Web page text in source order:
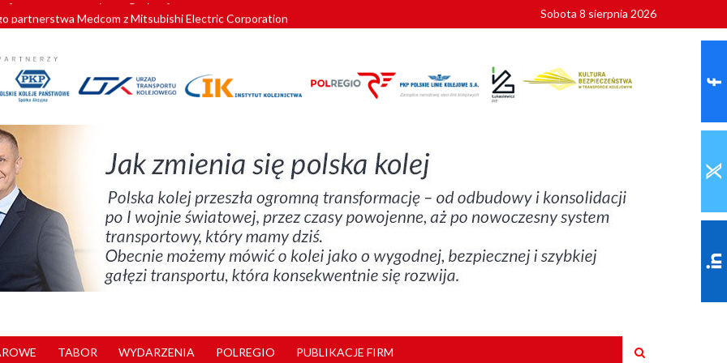
partnerstwa Medcom z Mitsubishi Electric Corporation
znów szuka dostawcy nowych EZT
kolejowych w północnej Wielkopolsce. Łatwiejsze dojazdy do pracy i szkoły
nowe standardy kategoryzacji dworców
Sobota 8 sierpnia 2026
TABOR WYDARZENIA POLREGIO PUBLIKACJE FIRM